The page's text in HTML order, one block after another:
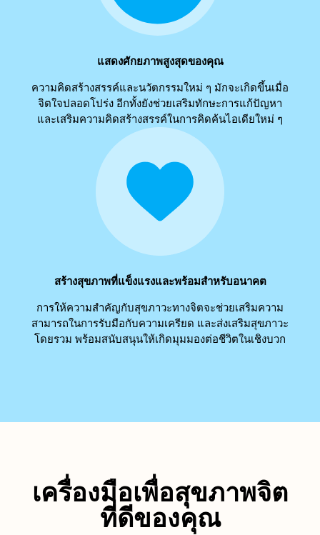
แสดงศักยภาพสูงสุดของคุณ
ความคิดสร้างสรรค์และนวัตกรรมใหม่ ๆ มักจะเกิดขึ้นเมื่อ
จิตใจปลอดโปร่ง อีกทั้งยังช่วยเสริมทักษะการแก้ปัญหา
และเสริมความคิดสร้างสรรค์ในการคิดค้นไอเดียใหม่ ๆ
สร้างสุขภาพที่แข็งแรงและพร้อมสำหรับอนาคต
การให้ความสำคัญกับสุขภาวะทางจิตจะช่วยเสริมความ
สามารถในการรับมือกับความเครียด และส่งเสริมสุขภาวะ
โดยรวม พร้อมสนับสนุนให้เกิดมุมมองต่อชีวิตในเชิงบวก
เครื่องมือเพื่อสุขภาพจิต
ที่ดีของคุณ